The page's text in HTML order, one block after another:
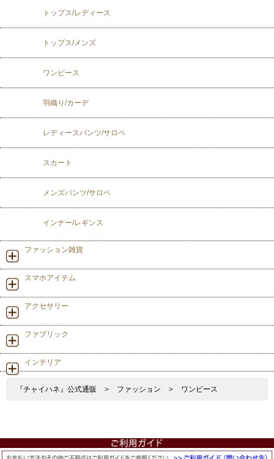
トップス/レディース
トップス/メンズ
ワンピース
羽織り/カーデ
レディースパンツ/サロペ
スカート
メンズパンツ/サロペ
インナー/レギンス
ファッション雑貨
スマホアイテム
アクセサリー
ファブリック
インテリア
『チャイハネ』公式通販 > ファッション > ワンピース